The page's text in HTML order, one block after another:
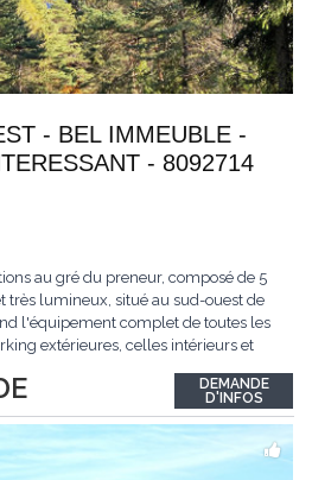
- BEL IMMEUBLE -
- 8092714
au gré du preneur, composé de 5
très lumineux, situé au sud-ouest de
l'équipement complet de toutes les
extérieures, celles intérieurs et
un rendement intéressant. PlusDEMANDE
D'INFOS